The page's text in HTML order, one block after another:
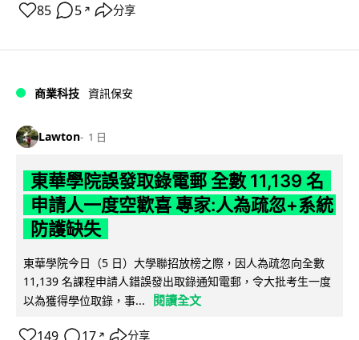
85 5 ↗ 分享
商業科技 資訊保安
Lawton 1 日
東華學院誤發取錄電郵 全數 11,139 名
申請人一度空歡喜 專家:人為疏忽+系統
防護缺失
東華學院今日（5 日）大學聯招放榜之際，因人為疏忽向全數
11,139 名課程申請人錯誤發出取錄通知電郵，令大批考生一度
以為獲得學位取錄，事...
閱讀全文
149 17 ↗ 分享